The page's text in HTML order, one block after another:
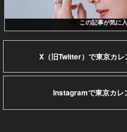
この記事が気に
X（旧Twitter）で東京カレ
Instagramで東京カレ